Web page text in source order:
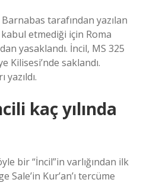
tarafından yazılan
kabul etmediği için Roma
yasaklandı. İncil, MS 325
Kilisesi’nde saklandı.
yazıldı.
kaç yılında
bir “İncil”in varlığından ilk
Sale’in Kur’an’ı tercüme